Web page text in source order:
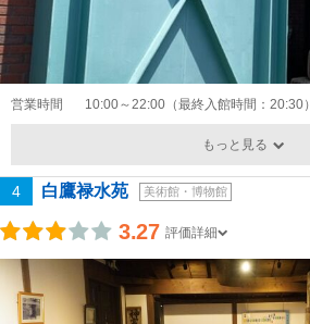
営業時間 10:00～22:00（最終入館時間：20:30）
もっと見る
4 白鷹禄水苑 美術館・博物館
3.27 評価詳細